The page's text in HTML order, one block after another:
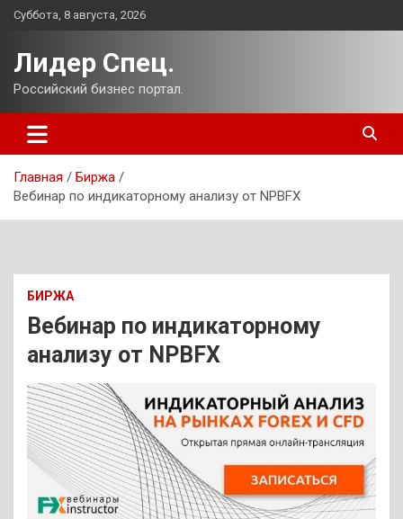
Перейти
Суббота, 8 августа, 2026
Лидер Спец.
Российский бизнес портал.
Главная
Биржа
Вебинар по индикаторному анализу от NPBFX
БИРЖА
Вебинар по индикаторному
анализу от NPBFX